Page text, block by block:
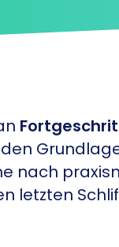
nach
letzten